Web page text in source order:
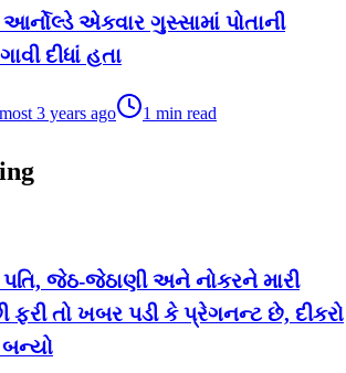
આર્નોલ્ડે એકવાર ગુસ્સામાં પોતાની
દીધાં હતા
3 years ago 1 min read
પતિ, જેઠ-જેઠાણી અને નોકરને મારી
ફરી તો ખબર પડી કે પ્રેગનન્ટ છે, દીકરો